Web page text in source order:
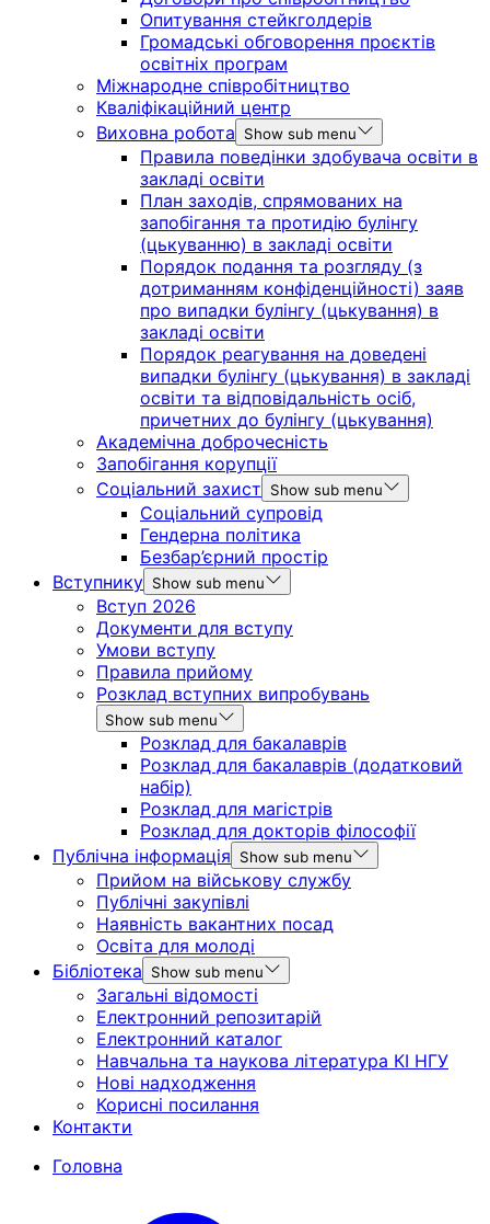
Опитування стейкголдерів
Громадські обговорення проєктів
освітніх програм
Міжнародне співробітництво
Кваліфікаційний центр
Виховна робота
Show sub menu
Правила поведінки здобувача освіти в
закладі освіти
План заходів, спрямованих на
запобігання та протидію булінгу
(цькуванню) в закладі освіти
Порядок подання та розгляду (з
дотриманням конфіденційності) заяв
про випадки булінгу (цькування) в
закладі освіти
Порядок реагування на доведені
випадки булінгу (цькування) в закладі
освіти та відповідальність осіб,
причетних до булінгу (цькування)
Академічна доброчесність
Запобігання корупції
Соціальний захист
Show sub menu
Соціальний супровід
Гендерна політика
Безбар’єрний простір
Вступнику Show sub menu
Вступ 2026
Документи для вступу
Умови вступу
Правила прийому
Розклад вступних випробувань
Show sub menu
Розклад для бакалаврів
Розклад для бакалаврів (додатковий
набір)
Розклад для магістрів
Розклад для докторів філософії
Публічна інформація
Show sub menu
Прийом на військову службу
Публічні закупівлі
Наявність вакантних посад
Освіта для молоді
Бібліотека
Show sub menu
Загальні відомості
Електронний репозитарій
Електронний каталог
Навчальна та наукова література КІ НГУ
Нові надходження
Корисні посилання
Контакти
Головна